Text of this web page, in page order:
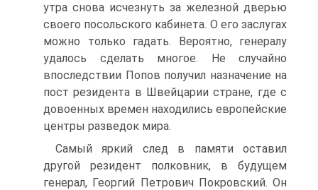
утра снова исчезнуть за железной дверью
своего посольского кабинета. О его заслугах
можно только гадать. Вероятно, генералу
удалось сделать многое. Не случайно
впоследствии Попов получил назначение на
пост резидента в Швейцарии стране, где с
довоенных времен находились европейские
центры разведок мира.
Самый яркий след в памяти оставил
другой резидент полковник, в будущем
генерал, Георгий Петрович Покровский. Он